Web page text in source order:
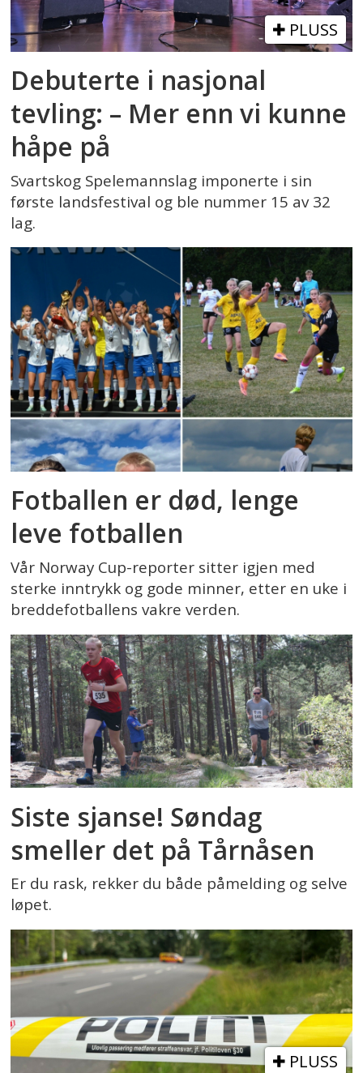
PLUSS
Debuterte i nasjonal
tevling: – Mer enn vi kunne
håpe på
Svartskog Spelemannslag imponerte i sin
første landsfestival og ble nummer 15 av 32
lag.
Fotballen er død, lenge
leve fotballen
Vår Norway Cup-reporter sitter igjen med
sterke inntrykk og gode minner, etter en uke i
breddefotballens vakre verden.
Siste sjanse! Søndag
smeller det på Tårnåsen
Er du rask, rekker du både påmelding og selve
løpet.
PLUSS